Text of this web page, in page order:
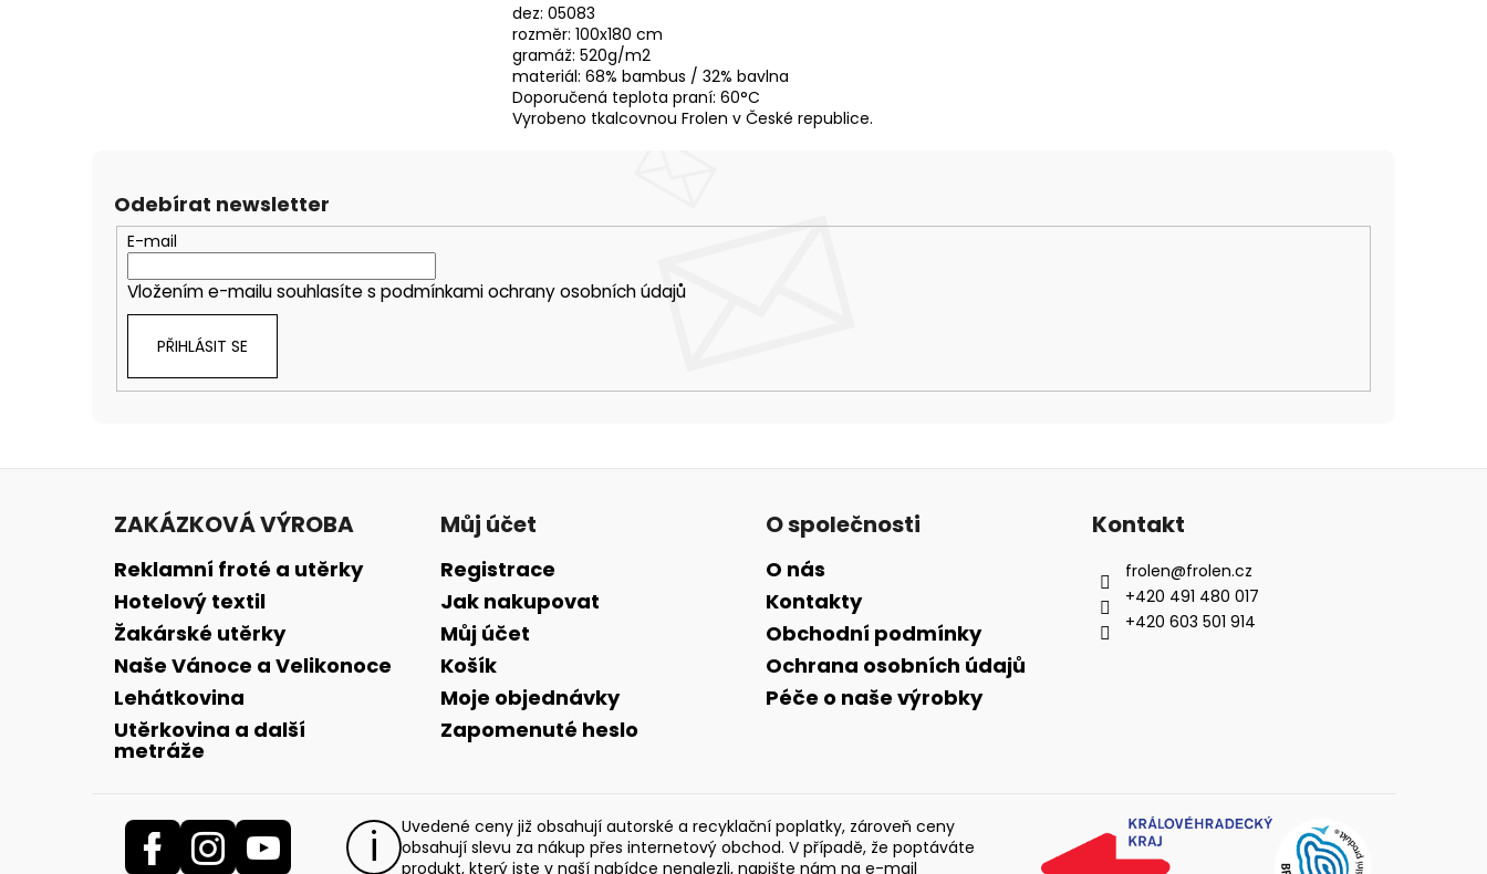
dez: 05083
rozměr: 100x180 cm
gramáž: 520g/m2
materiál: 68% bambus / 32% bavlna
Doporučená teplota praní: 60°C
Vyrobeno tkalcovnou Frolen v České republice.
Odebírat newsletter
E-mail
Vložením e-mailu souhlasíte s podmínkami ochrany osobních údajů
PŘIHLÁSIT SE
ZAKÁZKOVÁ VÝROBA
Reklamní froté a utěrky
Hotelový textil
Žakárské utěrky
Naše Vánoce a Velikonoce
Lehátkovina
Utěrkovina a další
metráže
Můj účet
Registrace
Jak nakupovat
Můj účet
Košík
Moje objednávky
Zapomenuté heslo
O společnosti
O nás
Kontakty
Obchodní podmínky
Ochrana osobních údajů
Péče o naše výrobky
Kontakt
frolen@frolen.cz
+420 491 480 017
+420 603 501 914
Uvedené ceny již obsahují autorské a recyklační poplatky, zároveň ceny
obsahují slevu za nákup přes internetový obchod. V případě, že poptáváte
produkt, který jste v naší nabídce nenalezli, napište nám na e-mail